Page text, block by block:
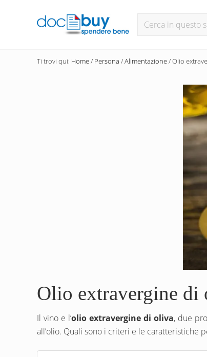
un
Header
Cerca
Ti trovi qui: Home/ Persona /Alimentazione/Olio
Olio extravergine
Il vino e l’olio extravergine di oliva, due
all’olio. Quali sono i criteri e le caratteristiche